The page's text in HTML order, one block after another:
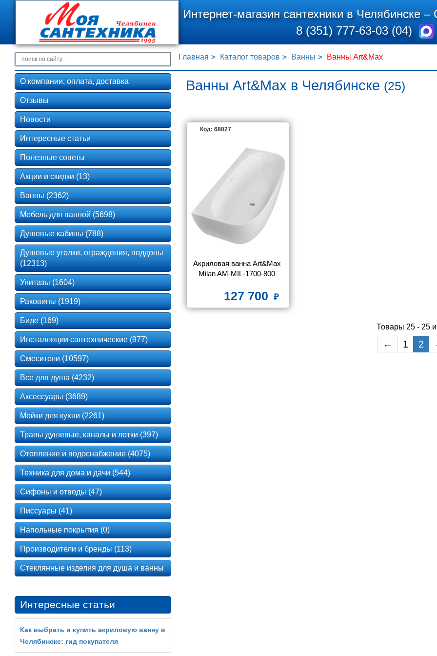
Интернет-магазин сантехники в Челябинске –
8 (351) 777-63-03 (04)
Главная Каталог товаров Ванны Ванны Art&Max
Ванны Art&Max в Челябинске (25)
Код: 68027
Акриловая ванна Art&Max
Milan AM-MIL-1700-800
127 700
Товары 25 - 25
← 1 2
О компании, оплата, доставка
Отзывы
Новости
Интересные статьи
Полезные советы
Акции и скидки (13)
Ванны (2362)
Мебель для ванной (5698)
Душевые кабины (788)
Душевые уголки, ограждения, поддоны
(12313)
Унитазы (1604)
Раковины (1919)
Биде (169)
Инсталляции сантехнические (977)
Смесители (10597)
Все для душа (4232)
Аксессуары (3689)
Мойки для кухни (2261)
Трапы душевые, каналы и лотки (397)
Отопление и водоснабжение (4075)
Техника для дома и дачи (544)
Сифоны и отводы (47)
Писсуары (41)
Напольные покрытия (0)
Производители и бренды (113)
Стеклянные изделия для душа и ванны
Интересные статьи
Как выбрать и купить акриловую ванну в
Челябинске: гид покупателя